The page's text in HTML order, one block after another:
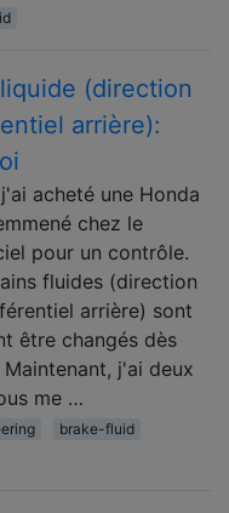
(direction
arrière):
acheté une Honda
chez le
pour un contrôle.
fluides (direction
arrière) sont
être changés dès
j'ai deux
me …
brake-fluid